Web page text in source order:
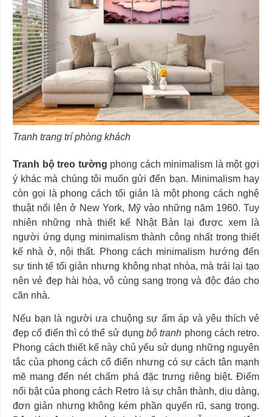
Tranh trang trí phòng khách
Tranh bộ treo tường phong cách minimalism là một gợi
ý khác mà chúng tôi muốn gửi đến bạn. Minimalism hay
còn gọi là phong cách tối giản là một phong cách nghệ
thuật nổi lên ở New York, Mỹ vào những năm 1960. Tuy
nhiên những nhà thiết kế Nhật Bản lại được xem là
người ứng dụng minimalism thành công nhất trong thiết
kế nhà ở, nội thất. Phong cách minimalism hướng đến
sự tinh tế tối giản nhưng không nhạt nhòa, mà trái lại tạo
nên vẻ đẹp hài hòa, vô cùng sang trọng và độc đáo cho
căn nhà.
Nếu bạn là người ưa chuộng sự ấm áp và yêu thích vẻ
đẹp cổ điển thì có thể sử dụng bộ tranh phong cách retro.
Phong cách thiết kế này chủ yếu sử dụng những nguyên
tắc của phong cách cổ điển nhưng có sự cách tân mạnh
mẽ mang đến nét chấm phá đặc trưng riêng biệt. Điểm
nổi bật của phong cách Retro là sự chân thành, dịu dàng,
đơn giản nhưng không kém phần quyến rũ, sang trọng.